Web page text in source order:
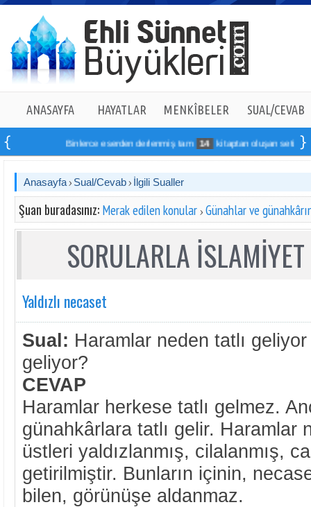
ANASAYFA HAYATLAR MENKÎBELER SUAL/CEVAB
Binlerce eserden derlenmiş tam 14 kitaptan oluşan seti online
Anasayfa Sual/Cevab İlgili Sualler
Şuan buradasınız: Merak edilen konular Günahlar ve
SORULARLA
Yaldızlı necaset
Sual: Haramlar neden tatlı
geliyor?
CEVAP
Haramlar herkese tatlı gelmez.
günahkârlara tatlı gelir. Haramlar
üstleri yaldızlanmış, cilalanmış,
getirilmiştir. Bunların içinin,
bilen, görünüşe aldanmaz.